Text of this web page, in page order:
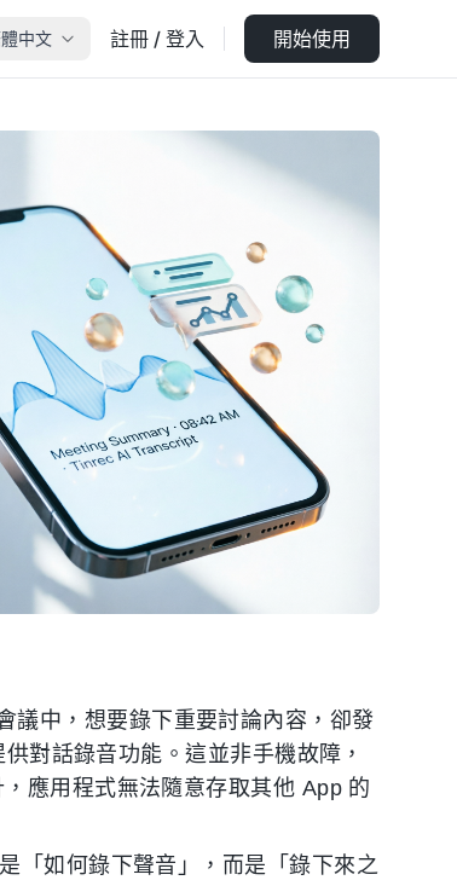
中文 註冊 / 登入 開始使用
議中，想要錄下重要討論內容，卻發
對話錄音功能。這並非手機故障，
應用程式無法隨意存取其他 App 的
「如何錄下聲音」，而是「錄下來之